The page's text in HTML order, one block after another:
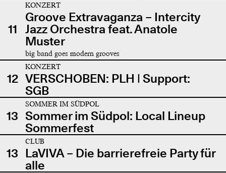
11
KONZERT
Groove Extravaganza – Intercity
Jazz Orchestra feat. Anatole
Muster
big band goes modern grooves
12
KONZERT
VERSCHOBEN: PLH | Support:
SGB
13
SOMMER IM SÜDPOL
Sommer im Südpol: Local Lineup
Sommerfest
13
CLUB
LaVIVA – Die barrierefreie Party für
alle